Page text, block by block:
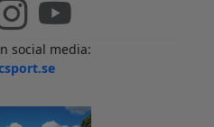
social media: